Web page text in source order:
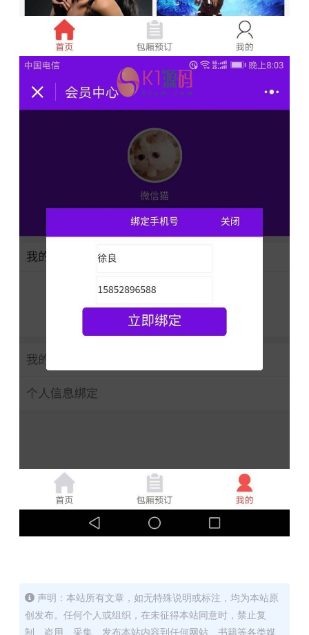
声明：本站所有文章，如无特殊说明或标注，均为本站原
创发布。任何个人或组织，在未征得本站同意时，禁止复
制、盗用、采集、发布本站内容到任何网站、书籍等各类媒